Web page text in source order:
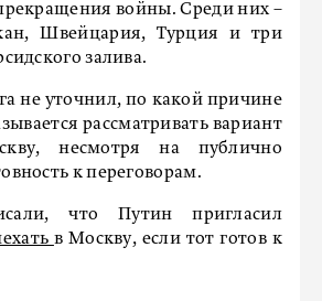
войны. Среди них –
Швейцария, Турция и три
залива.
не уточнил, по какой причине
рассматривать вариант
несмотря на публично
к переговорам.
что Путин пригласил
в Москву, если тот готов к